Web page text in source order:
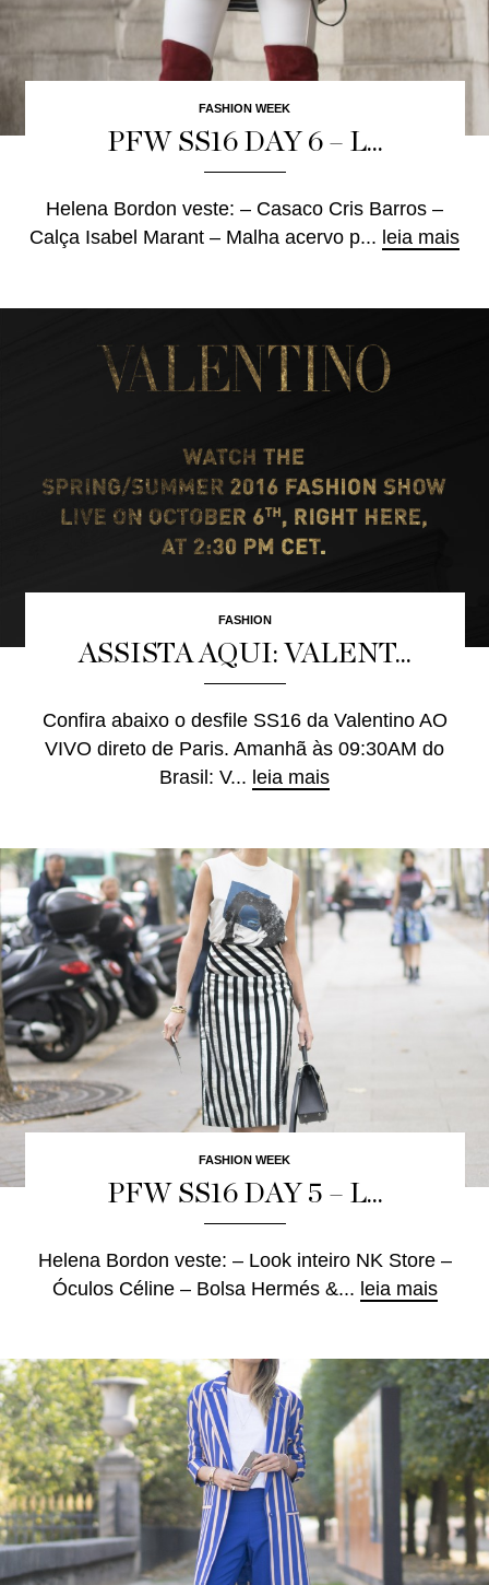
FASHION WEEK
PFW SS16 DAY 6 – L...
Helena Bordon veste: – Casaco Cris Barros –
Calça Isabel Marant – Malha acervo p... leia mais
FASHION
ASSISTA AQUI: VALENT...
Confira abaixo o desfile SS16 da Valentino AO
VIVO direto de Paris. Amanhã às 09:30AM do
Brasil: V... leia mais
FASHION WEEK
PFW SS16 DAY 5 – L...
Helena Bordon veste: – Look inteiro NK Store –
Óculos Céline – Bolsa Hermés &... leia mais